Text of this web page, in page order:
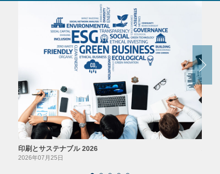
印刷とサステナブル 2026
2026年07月25日